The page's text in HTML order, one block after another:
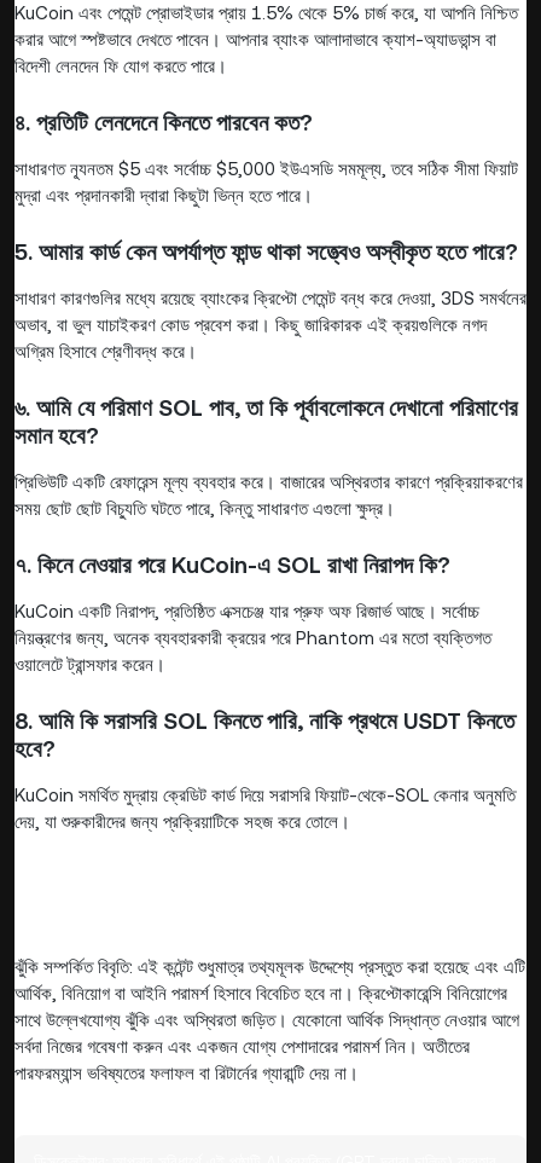
KuCoin এবং পেমেন্ট প্রোভাইডার প্রায় 1.5% থেকে 5% চার্জ করে, যা আপনি নিশ্চিত
করার আগে স্পষ্টভাবে দেখতে পাবেন। আপনার ব্যাংক আলাদাভাবে ক্যাশ-অ্যাডভান্স বা
বিদেশী লেনদেন ফি যোগ করতে পারে।
৪. প্রতিটি লেনদেনে কিনতে পারবেন কত?
সাধারণত ন্যূনতম $5 এবং সর্বোচ্চ $5,000 ইউএসডি সমমূল্য, তবে সঠিক সীমা ফিয়াট
মুদ্রা এবং প্রদানকারী দ্বারা কিছুটা ভিন্ন হতে পারে।
5. আমার কার্ড কেন অপর্যাপ্ত ফান্ড থাকা সত্ত্বেও অস্বীকৃত হতে পারে?
সাধারণ কারণগুলির মধ্যে রয়েছে ব্যাংকের ক্রিপ্টো পেমেন্ট বন্ধ করে দেওয়া, 3DS সমর্থনের
অভাব, বা ভুল যাচাইকরণ কোড প্রবেশ করা। কিছু জারিকারক এই ক্রয়গুলিকে নগদ
অগ্রিম হিসাবে শ্রেণীবদ্ধ করে।
৬. আমি যে পরিমাণ SOL পাব, তা কি পূর্বাবলোকনে দেখানো পরিমাণের
সমান হবে?
প্রিভিউটি একটি রেফারেন্স মূল্য ব্যবহার করে। বাজারের অস্থিরতার কারণে প্রক্রিয়াকরণের
সময় ছোট ছোট বিচ্যুতি ঘটতে পারে, কিন্তু সাধারণত এগুলো ক্ষুদ্র।
৭. কিনে নেওয়ার পরে KuCoin-এ SOL রাখা নিরাপদ কি?
KuCoin একটি নিরাপদ, প্রতিষ্ঠিত এক্সচেঞ্জ যার প্রুফ অফ রিজার্ভ আছে। সর্বোচ্চ
নিয়ন্ত্রণের জন্য, অনেক ব্যবহারকারী ক্রয়ের পরে Phantom এর মতো ব্যক্তিগত
ওয়ালেটে ট্রান্সফার করেন।
8. আমি কি সরাসরি SOL কিনতে পারি, নাকি প্রথমে USDT কিনতে
হবে?
KuCoin সমর্থিত মুদ্রায় ক্রেডিট কার্ড দিয়ে সরাসরি ফিয়াট-থেকে-SOL কেনার অনুমতি
দেয়, যা শুরুকারীদের জন্য প্রক্রিয়াটিকে সহজ করে তোলে।
ঝুঁকি সম্পর্কিত বিবৃতি: এই কন্টেন্ট শুধুমাত্র তথ্যমূলক উদ্দেশ্যে প্রস্তুত করা হয়েছে এবং এটি
আর্থিক, বিনিয়োগ বা আইনি পরামর্শ হিসাবে বিবেচিত হবে না। ক্রিপ্টোকারেন্সি বিনিয়োগের
সাথে উল্লেখযোগ্য ঝুঁকি এবং অস্থিরতা জড়িত। যেকোনো আর্থিক সিদ্ধান্ত নেওয়ার আগে
সর্বদা নিজের গবেষণা করুন এবং একজন যোগ্য পেশাদারের পরামর্শ নিন। অতীতের
পারফরম্যান্স ভবিষ্যতের ফলাফল বা রিটার্নের গ্যারান্টি দেয় না।